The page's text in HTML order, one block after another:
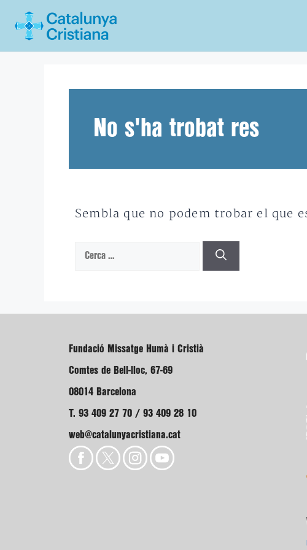
No s'ha trobat res
Sembla que no podem trobar el que
Cerca:
Fundació Missatge Humà i Cristià
Comtes de Bell-lloc, 67-69
08014 Barcelona
T. 93 409 27 70 / 93 409 28 10
web@catalunyacristiana.cat